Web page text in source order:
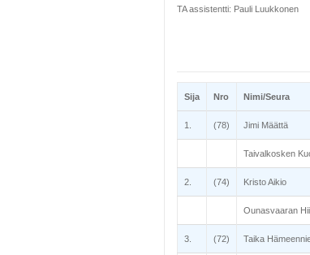
TA assistentti: Pauli Luukkonen
Sija Nro Nimi/Seura
1. (78) Jimi Määttä
Taivalkosken
2. (74) Kristo Aikio
Ounasvaaran
3. (72) Taika